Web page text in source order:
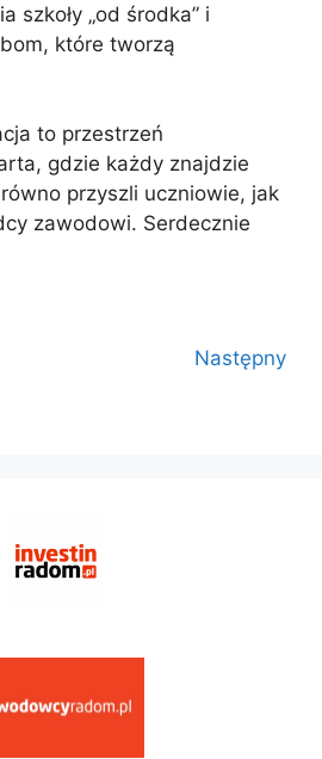
szkoły „od środka” i
które tworzą
to przestrzeń
gdzie każdy znajdzie
przyszli uczniowie, jak
zawodowi. Serdecznie
Następny